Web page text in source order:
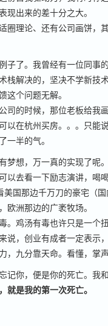
现出来的差十分之大。
圈理论、还有公司画饼，
子了。我曾经有一位同事
栈解决的，坚决不学新技
这个问题无解。
司的时候，那位老板给我
以在杭州买房。。。只能
一半的气。
梦想，万一真的实现了呢。
以去看一下励志演讲，喝
国那边千万刀的豪宅（国
欧洲那边的广袤牧场。
。鸡汤有毒也许只是一个
说，创业有成者一定表示
，九分靠天命。看懂，掌声
记你，便是你的死亡。我
就是我的第一次死亡。